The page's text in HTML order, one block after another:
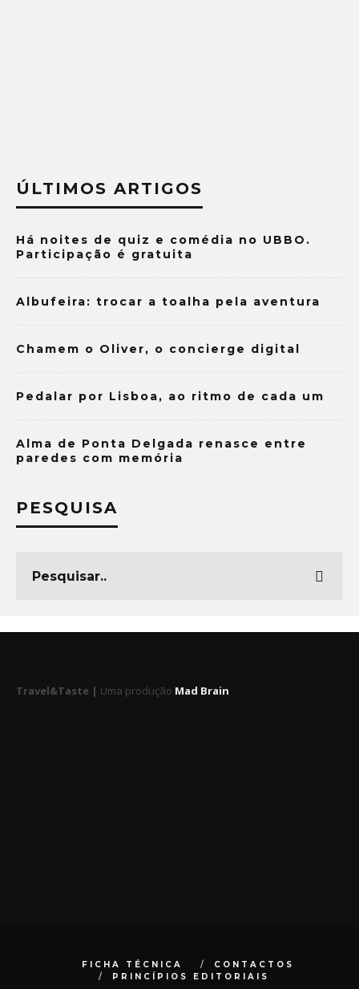
ÚLTIMOS ARTIGOS
Há noites de quiz e comédia no UBBO.
Participação é gratuita
Albufeira: trocar a toalha pela aventura
Chamem o Oliver, o concierge digital
Pedalar por Lisboa, ao ritmo de cada um
Alma de Ponta Delgada renasce entre
paredes com memória
PESQUISA
Travel&Taste | Uma produção Mad Brain
FICHA TÉCNICA
CONTACTOS
PRINCÍPIOS EDITORIAIS